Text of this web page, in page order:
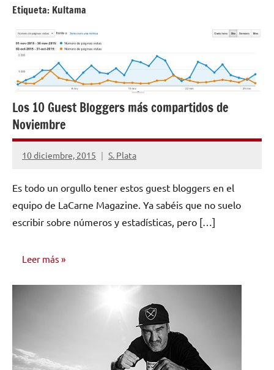
Etiqueta: Kultama
Los 10 Guest Bloggers más compartidos de
Noviembre
10 diciembre, 2015 S. Plata
No
comentarios
Es todo un orgullo tener estos guest bloggers en el
equipo de LaCarne Magazine. Ya sabéis que no suelo
escribir sobre números y estadísticas, pero […]
Leer más